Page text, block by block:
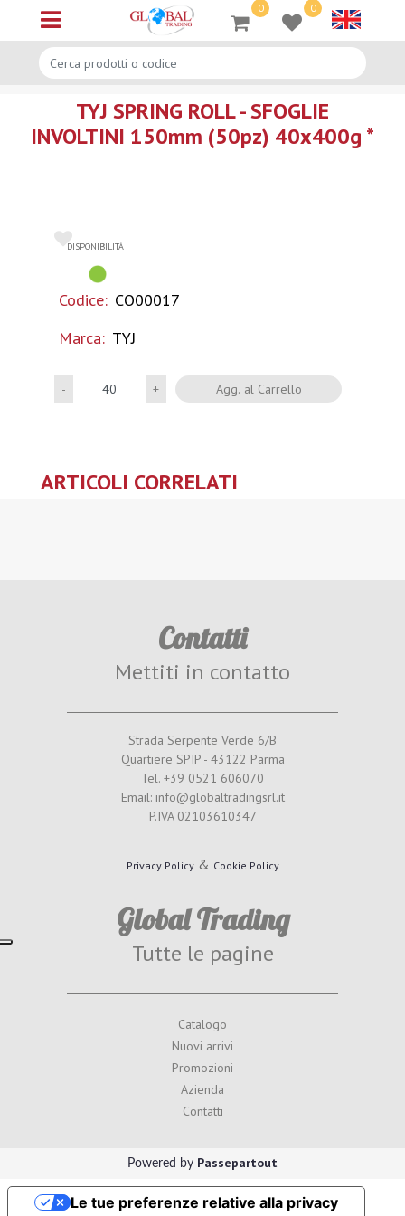
Open menu
0 0
TYJ SPRING ROLL - SFOGLIE
INVOLTINI 150mm (50pz) 40x400g *
DISPONIBILITÀ
Codice: CO00017
Marca: TYJ
QuantitàAgg. al Carrello
ARTICOLI CORRELATI
Contatti
Mettiti in contatto
Strada Serpente Verde 6/B
Quartiere SPIP - 43122 Parma
Tel. +39 0521 606070
Email: info@globaltradingsrl.it
P.IVA 02103610347
Privacy Policy& Cookie Policy
Global Trading
Tutte le pagine
Catalogo
Nuovi arrivi
Promozioni
Azienda
Contatti
Powered by Passepartout
Le tue preferenze relative alla privacy